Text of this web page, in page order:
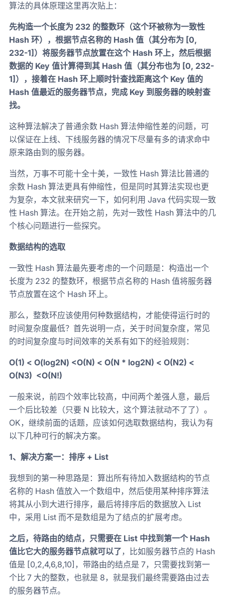
算法的具体原理这里再次贴上：
先构造一个长度为 232 的整数环（这个环被称为一致性
Hash 环），根据节点名称的 Hash 值（其分布为 [0,
232-1]）将服务器节点放置在这个 Hash 环上，然后根据
数据的 Key 值计算得到其 Hash 值（其分布也为 [0, 232-
1]），接着在 Hash 环上顺时针查找距离这个 Key 值的
Hash 值最近的服务器节点，完成 Key 到服务器的映射查
找。
这种算法解决了普通余数 Hash 算法伸缩性差的问题，可
以保证在上线、下线服务器的情况下尽量有多的请求命中
原来路由到的服务器。
当然，万事不可能十全十美，一致性 Hash 算法比普通的
余数 Hash 算法更具有伸缩性，但是同时其算法实现也更
为复杂，本文就来研究一下，如何利用 Java 代码实现一致
性 Hash 算法。在开始之前，先对一致性 Hash 算法中的几
个核心问题进行一些探究。
数据结构的选取
一致性 Hash 算法最先要考虑的一个问题是：构造出一个
长度为 232 的整数环，根据节点名称的 Hash 值将服务器
节点放置在这个 Hash 环上。
那么，整数环应该使用何种数据结构，才能使得运行时的
时间复杂度最低？首先说明一点，关于时间复杂度，常见
的时间复杂度与时间效率的关系有如下的经验规则：
O(1) < O(log2N) <O(N) < O(N * log2N) < O(N2) <
O(N3) <O(N!)
一般来说，前四个效率比较高，中间两个差强人意，最后
一个后比较差（只要 N 比较大，这个算法就动不了了）。
OK，继续前面的话题，应该如何选取数据结构，我认为有
以下几种可行的解决方案。
1、解决方案一：排序 + List
我想到的第一种思路是：算出所有待加入数据结构的节点
名称的 Hash 值放入一个数组中，然后使用某种排序算法
将其从小到大进行排序，最后将排序后的数据放入 List
中，采用 List 而不是数组是为了结点的扩展考虑。
之后，待路由的结点，只需要在 List 中找到第一个 Hash
值比它大的服务器节点就可以了，比如服务器节点的 Hash
值是 [0,2,4,6,8,10]，带路由的结点是 7，只需要找到第一
个比 7 大的整数，也就是 8，就是我们最终需要路由过去
的服务器节点。